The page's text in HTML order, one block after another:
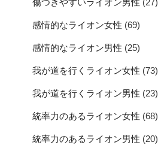
傷つきやすいライオン男性 (27)
感情的なライオン女性 (69)
感情的なライオン男性 (25)
我が道を行くライオン女性 (73)
我が道を行くライオン男性 (23)
統率力のあるライオン女性 (68)
統率力のあるライオン男性 (20)